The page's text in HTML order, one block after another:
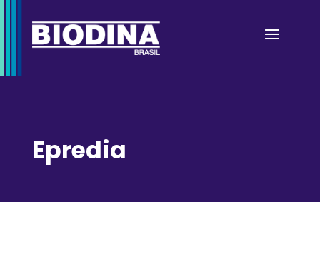
Epredia